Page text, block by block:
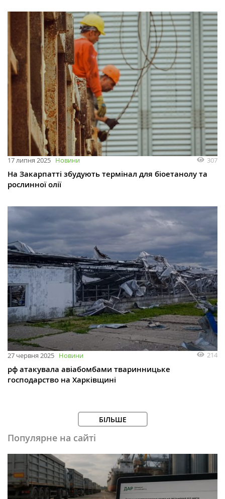
17 липня 2025 Новини 307
На Закарпатті збудують термінал для біоетанолу та
рослинної олії
27 червня 2025 Новини 214
рф атакувала авіабомбами тваринницьке
господарство на Харківщині
БІЛЬШЕ
Популярне на сайті